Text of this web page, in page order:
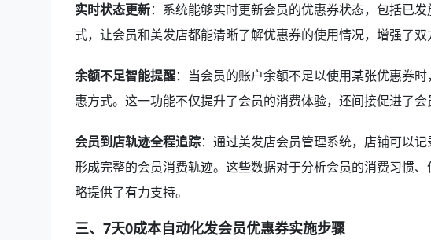
实时状态更新：系统能够实时更新会员的优惠券状态，包括已
式，让会员和美发店都能清晰了解优惠券的使用情况，增强了双
余额不足智能提醒：当会员的账户余额不足以使用某张优惠券
惠方式。这一功能不仅提升了会员的消费体验，还间接促进了会
会员到店轨迹全程追踪：通过美发店会员管理系统，店铺可以
形成完整的会员消费轨迹。这些数据对于分析会员的消费习惯
略提供了有力支持。
三、7天0成本自动化发会员优惠券实施步骤